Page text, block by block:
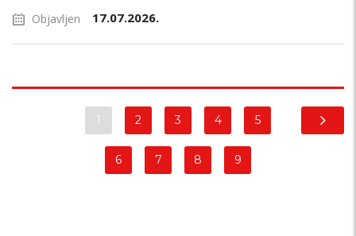
Objavljen 17.07.2026.
1 2 3 4 5
6 7 8 9